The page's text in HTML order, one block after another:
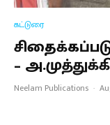
கட்டுரை
–
Neelam Publications ·